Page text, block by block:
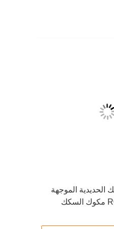
الموجهة
عربة مخصصة RGV مكوك السكك